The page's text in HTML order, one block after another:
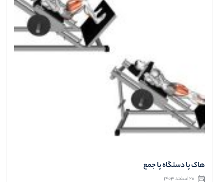
هاک پا دستگاه پا جمع
20 اسفند 1403